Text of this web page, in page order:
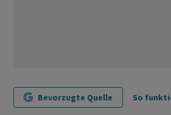
Bevorzugte Quelle So